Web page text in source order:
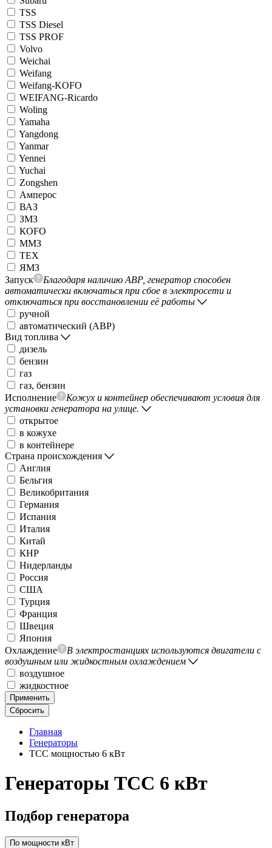
TSS
TSS Diesel
TSS PROF
Volvo
Weichai
Weifang
Weifang-KOFO
WEIFANG-Ricardo
Woling
Yamaha
Yangdong
Yanmar
Yennei
Yuchai
Zongshen
Амперос
ВАЗ
ЗМЗ
КОFO
ММЗ
ТЕХ
ЯМЗ
Запуск
Благодаря наличию АВР, генератор способен
автоматически включаться при сбое в электросети и
отключаться при восстановлении её работы
ручной
автоматический (АВР)
Вид топлива
дизель
бензин
газ
газ, бензин
Исполнение
Кожух и контейнер обеспечивают условия для
установки генератора на улице.
открытое
в кожухе
в контейнере
Страна происхождения
Англия
Бельгия
Великобритания
Германия
Испания
Италия
Китай
КНР
Нидерланды
Россия
США
Турция
Франция
Швеция
Япония
Охлаждение
В электростанциях используются двигатели с
воздушным или жидкостным охлаждением
воздушное
жидкостное
Применить
Сбросить
Главная
Генераторы
ТСС мощностью 6 кВт
Генераторы ТСС 6 кВт
Подбор генератора
По мощности кВт